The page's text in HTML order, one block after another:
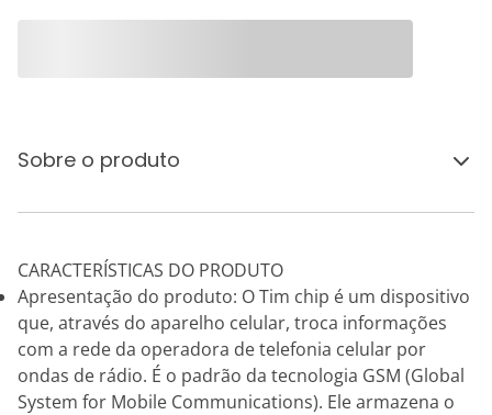
Sobre o produto
CARACTERÍSTICAS DO PRODUTO
Apresentação do produto: O Tim chip é um dispositivo
que, através do aparelho celular, troca informações
com a rede da operadora de telefonia celular por
ondas de rádio. É o padrão da tecnologia GSM (Global
System for Mobile Communications). Ele armazena o